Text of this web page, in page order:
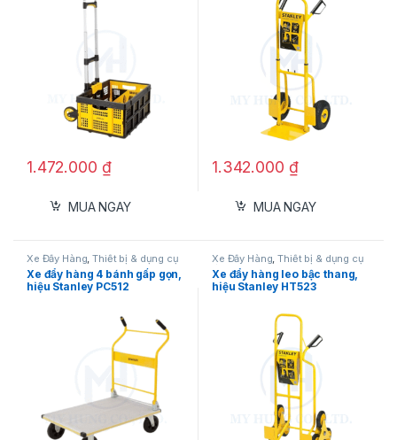
Xe đẩy hàng 2 bánh, hiệu Stanley HT525
Khung sườn bền bỉ
Tải trọng tối ưu
Kích thước đế
Thông số kỹ thuật Xe đẩy hàng 2 bánh
Stanley HT525
Bánh xe chắc chắn
1.472.000 ₫
MUA NGAY
1.342.000 ₫
MUA NGAY
Xe Đẩy Hàng ,Thiết bị & dụng cụ
đo
Xe đẩy hàng 4 bánh gấp gọn,
hiệu Stanley PC512
Xe Đẩy Hàng ,Thiết bị & dụng cụ
đo
Xe đẩy hàng leo bậc thang,
hiệu Stanley HT523